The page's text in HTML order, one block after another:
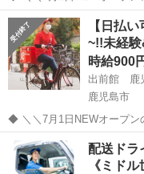
たSTAFFが多く在籍してい
にお教えします♪ ＼＼出来立ての美味しい料理をお客様に／／ ピザや
お寿司、...
鹿児島 鹿児島市 デ
【日払
~!!未経
時給900
出前館 鹿
鹿児島市
◆ ＼＼7月1日NEWオープンの出前
たSTAFFが多く在籍してい
にお教えします♪ ＼＼出来立ての美味しい料理をお客様に／／ ピザや
お寿司、...
鹿児島 鹿児島市 デリ
配送ドラ
《ミド